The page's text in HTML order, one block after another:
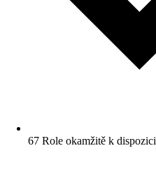
67 Role okamžitě k dispozici